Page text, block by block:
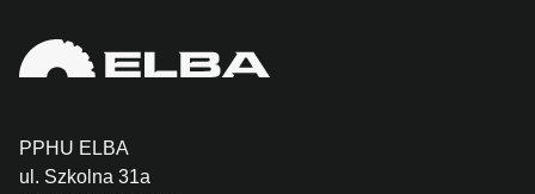
PPHU ELBA
ul. Szkolna 31a